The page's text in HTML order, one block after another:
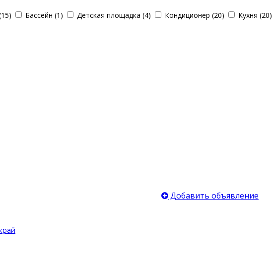
Бассейн (1) Детская площадка (4) Кондиционер (20) Кухня (20)
Добавить объявление